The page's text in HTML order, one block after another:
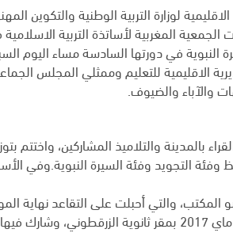
لوزارة التربية الوطنية والتكوين
المغربية لأساتذة التربية
الاقليمية للتعليم وممثلي المجلس
والآباء والضيوف.
بالمدينة والتلاميذ المشاركين، واختتم
التجويد وفئة السيرة النبوية.وفي
والتي أحبلت على التقاعد نهاية
يذكر أن المسابقة النهائية جرت اطوارها أمس الجمعة 5 ماي 2017 بمقر